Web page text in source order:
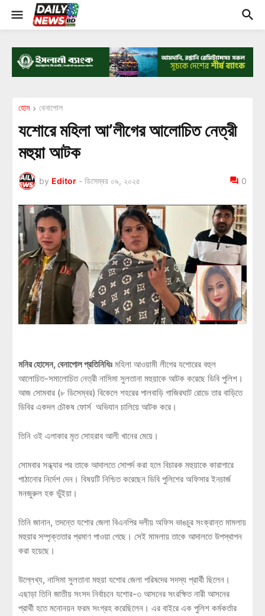
হোম বেনাপোল
যশোরে মহিলা আ’লীগের আলোচিত নেত্রী
মহুয়া আটক
by Editor - ডিসেম্বর ০৯, ২০২৫ 0
মনির হোসেন, বেনাপোল প্রতিনিধিঃ মহিলা আওয়ামী লীগের যশোরের বহুল
আলোচিত-সমালোচিত নেত্রী নাসিমা সুলতানা মহুয়াকে আটক করেছে ডিবি পুলিশ।
আজ সোমবার (৮ ডিসেম্বর) বিকেলে শহরের পালবাড়ি গাজিরঘাট রোডে তার বাড়িতে
ডিবির একদল চৌকষ ফোর্স অভিযান চালিয়ে আটক করে।
তিনি ওই এলাকার মৃত সোহরাব আলী খানের মেয়ে।
সোমবার সন্ধ্যার পর তাকে আদালতে সোপর্দ করা হলে বিচারক মহুয়াকে কারাগারে
পাঠানোর নির্দেশ দেন। বিষয়টি নিশ্চিত করেছেন ডিবি পুলিশের অফিসার ইনচার্জ
মনজুরুল হক ভুঁইয়া।
তিনি জানান, তদন্তে যশোর জেলা বিএনপির দলীয় অফিস ভাঙচুর সংক্রান্ত মামলায়
মহুয়ার সম্পৃক্ততার প্রমাণ পাওয়া গেছে। সেই মামলায় তাকে আদালতে উপস্থাপন
করা হয়েছে।
উল্লেখ্য, নাসিমা সুলতানা মহুয়া যশোর জেলা পরিষদের সদস্য প্রার্থী ছিলেন।
এছাড়া তিনি জাতীয় সংসদ নির্বাচনে যশোর-৩ আসনের সংরক্ষিত নারী আসনের
প্রার্থী হতে মনোনয়ন ফরম সংগ্রহ করেছিলেন। এর বাইরে এক পুলিশ কর্মকর্তার